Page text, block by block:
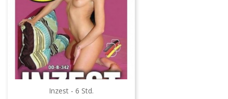
Inzest - 6 Std.